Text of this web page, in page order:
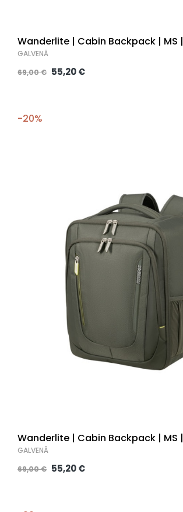
Wanderlite | Cabin Backpack | MS |
GALVENĀ
69,00 € 55,20 €
-20%
Wanderlite | Cabin Backpack | MS |
GALVENĀ
69,00 € 55,20 €